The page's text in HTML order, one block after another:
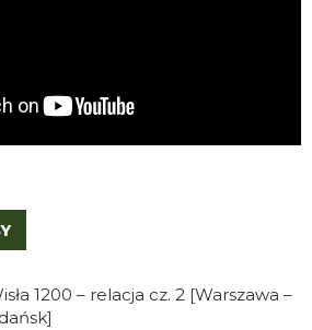
1200 – relacja cz. 2 [Warszawa –